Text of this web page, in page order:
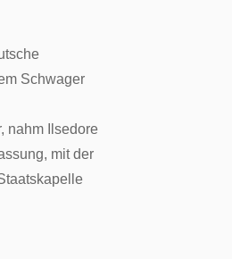
Schwager
nahm Ilsedore
mit der